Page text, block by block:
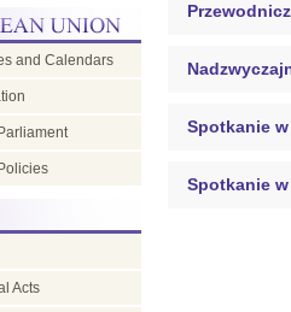
and Calendars
Acts
Spotkanie
Spotkanie